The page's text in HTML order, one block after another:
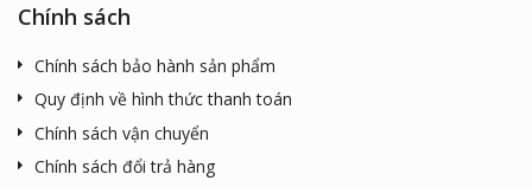
Chính sách
Chính sách bảo hành sản phẩm
Quy định về hình thức thanh toán
Chính sách vận chuyển
Chính sách đổi trả hàng